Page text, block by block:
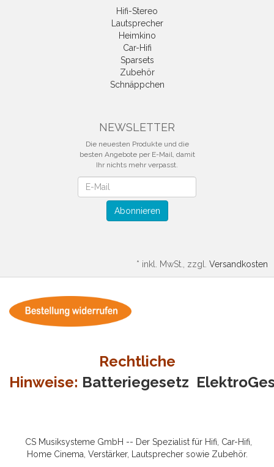
Hifi-Stereo
Lautsprecher
Heimkino
Car-Hifi
Sparsets
Zubehör
Schnäppchen
NEWSLETTER
Die neuesten Produkte und die
besten Angebote per E-Mail, damit
Ihr nichts mehr verpasst.
Abonnieren
* inkl. MwSt., zzgl. Versandkosten
Rechtliche
Hinweise: Batteriegesetz
CS Musiksysteme GmbH -- Der Spezialist für Hifi, Car-Hifi,
Home Cinema, Verstärker, Lautsprecher sowie Zubehör.